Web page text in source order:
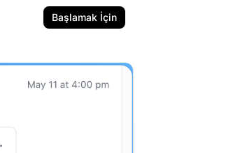
Başlamak İçin